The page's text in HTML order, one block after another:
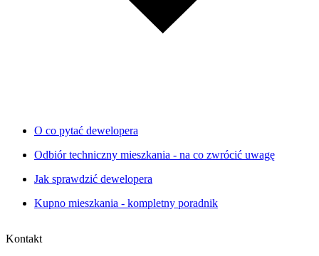
O co pytać dewelopera
Odbiór techniczny mieszkania - na co zwrócić uwagę
Jak sprawdzić dewelopera
Kupno mieszkania - kompletny poradnik
Kontakt